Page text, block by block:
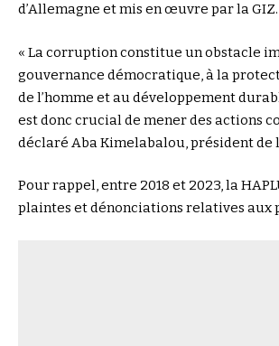
d’Allemagne et mis en œuvre par la GIZ.
« La corruption constitue un obstacle
gouvernance démocratique, à la
de l’homme et au développement
est donc crucial de mener des actions
déclaré Aba Kimelabalou, président de
Pour rappel, entre 2018 et 2023, la
plaintes et dénonciations relatives aux